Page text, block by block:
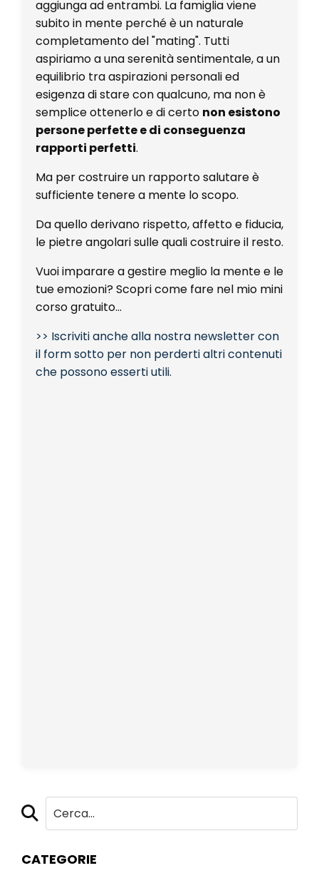
aggiunga ad entrambi. La famiglia viene
subito in mente perché è un naturale
completamento del "mating". Tutti
aspiriamo a una serenità sentimentale, a un
equilibrio tra aspirazioni personali ed
esigenza di stare con qualcuno, ma non è
semplice ottenerlo e di certo non esistono
persone perfette e di conseguenza
rapporti perfetti.
Ma per costruire un rapporto salutare è
sufficiente tenere a mente lo scopo.
Da quello derivano rispetto,affettoe fiducia,
le pietre angolari sulle quali costruire il resto.
Vuoi imparare a gestire meglio la mente e le
tue emozioni? Scopri come fare nel mio mini
corso gratuito...
>> Iscriviti anche alla nostra newsletter con
il form sotto per non perderti altri contenuti
che possono esserti utili.
CATEGORIE